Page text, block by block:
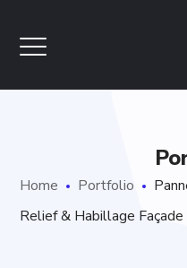
Home Portfolio
Relief & Habillage